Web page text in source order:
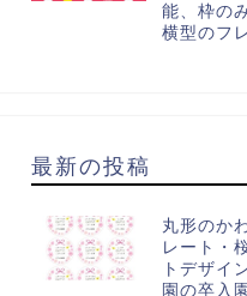
能、枠の
横型のフ
最新の投稿
丸形のか
レート・
トデザイ
園の卒入